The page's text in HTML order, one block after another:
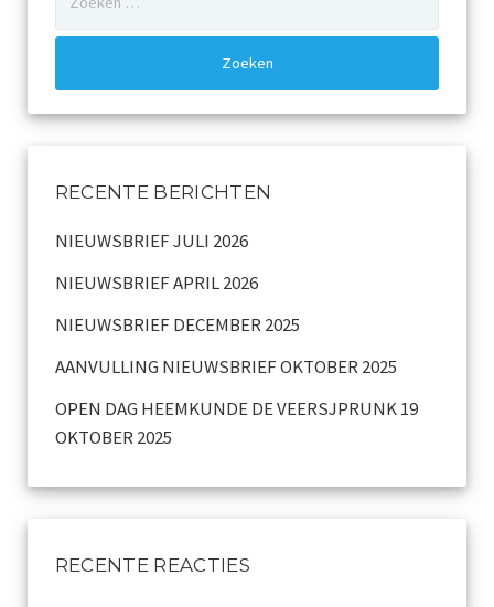
RECENTE BERICHTEN
NIEUWSBRIEF JULI 2026
NIEUWSBRIEF APRIL 2026
NIEUWSBRIEF DECEMBER 2025
AANVULLING NIEUWSBRIEF OKTOBER 2025
OPEN DAG HEEMKUNDE DE VEERSJPRUNK 19
OKTOBER 2025
RECENTE REACTIES